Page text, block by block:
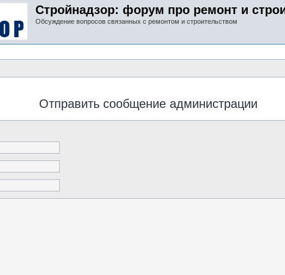
Стройнадзор: форум про ремонт и
Обсуждение вопросов связанных с ремонтом и строительством
Отправить сообщение администрации